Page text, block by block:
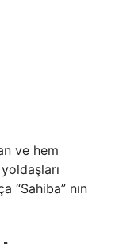
ve hem
“Sahiba” nın